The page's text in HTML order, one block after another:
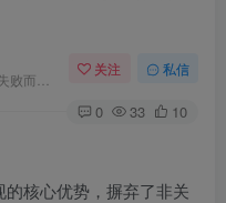
关注 私信
0 33 10
核心优势，摒弃了非关